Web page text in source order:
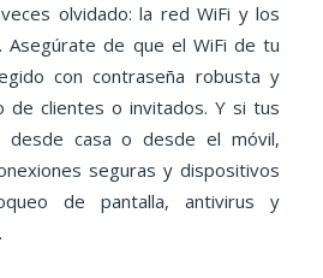
olvidado: la red WiFi y los
Asegúrate de que el WiFi de tu
con contraseña robusta y
de clientes o invitados. Y si tus
desde casa o desde el móvil,
seguras y dispositivos
de pantalla, antivirus y